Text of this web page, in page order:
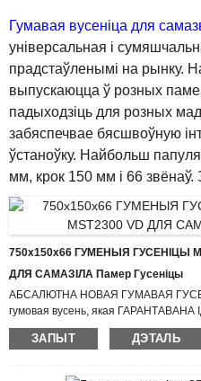
Гумавая вусеніца для
універсальная і
прадстаўленымі на рынку.
выпускаюцца ў розных
падыходзіць для розных
забяспечвае бясшвоўную
ўстаноўку. Найбольш
мм, крок 150 мм і 66
750x150x66 ГУМЕНЫЯ ГУСЕНІЦЫ
ДЛЯ САМАЗІЛА Памер Гусеніцы
АБСАЛЮТНА НОВАЯ ГУМАВАЯ
гумовая вусень, якая ГАРАНТАВАНА
мадэляў: MST2200 MST2200VD
ў спісе вышэй, звяжыцеся з намі! У
Мы заўсёды лічым, што характар
ЗАПЫТ ДЭТАЛЬ